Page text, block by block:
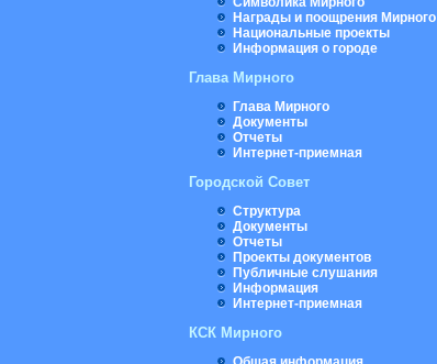
Награды и поощрения Мирного
Национальные проекты
Информация о городе
Глава Мирного
Глава Мирного
Документы
Отчеты
Интернет-приемная
Городской Совет
Структура
Документы
Отчеты
Проекты документов
Публичные слушания
Информация
Интернет-приемная
КСК Мирного